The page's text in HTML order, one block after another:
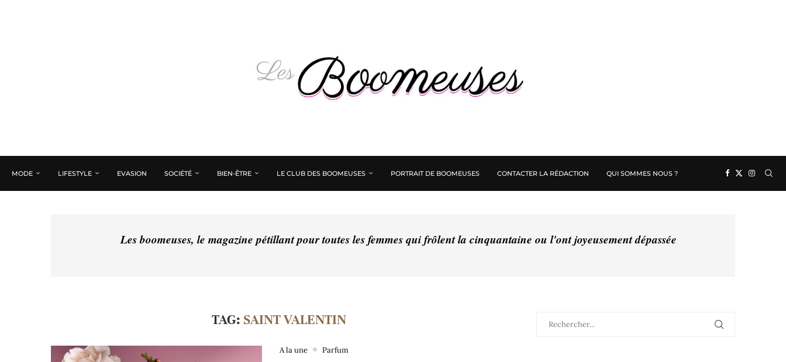
MODE LIFESTYLE EVASION SOCIÉTÉ BIEN-ÊTRE LE CLUB DES BOOMEUSES PORTRAIT DE BOOMEUSES CONTACTER LA RÉDACTION QUI SOMMES NOUS ?
Les boomeuses, le magazine pétillant pour toutes les femmes qui frôlent la cinquantaine ou l'ont joyeusement dépassée
TAG: SAINT VALENTIN
A la une Parfum